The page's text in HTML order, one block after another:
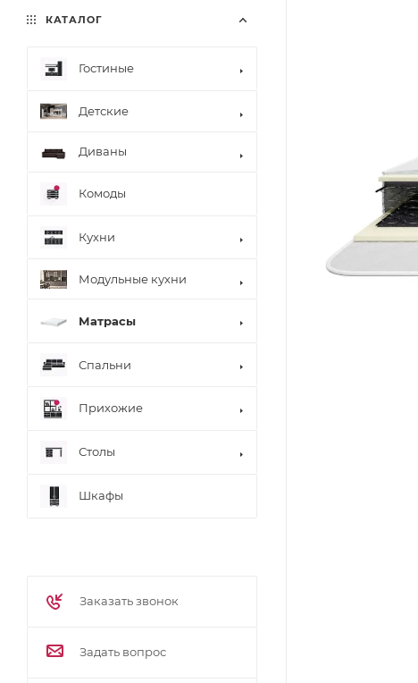
КАТАЛОГ
Гостиные
Детские
Диваны
Комоды
Кухни
Модульные кухни
Матрасы
Спальни
Прихожие
Столы
Шкафы
Заказать звонок
Задать вопрос